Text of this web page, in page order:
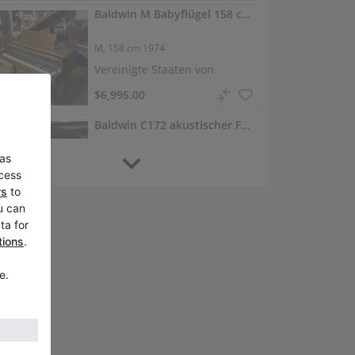
Baldwin M Babyflügel 158 cm — warmer, zuverlässiger Klang
M, 158 cm 1974
Vereinigte Staaten von
$6,995.00
Baldwin C172 akustischer Flügel — ausgewogener Klang